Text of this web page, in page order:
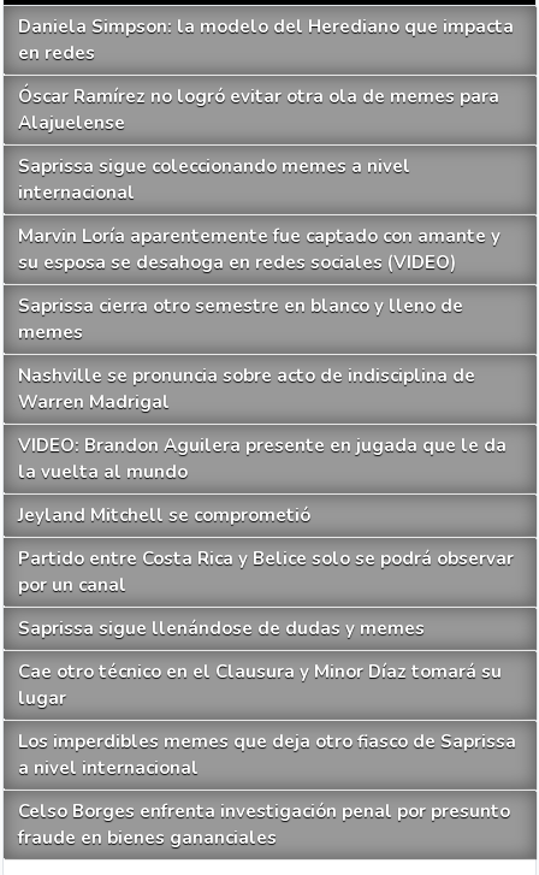
Daniela Simpson: la modelo del Herediano que impacta
en redes
Óscar Ramírez no logró evitar otra ola de memes para
Alajuelense
Saprissa sigue coleccionando memes a nivel
internacional
Marvin Loría aparentemente fue captado con amante y
su esposa se desahoga en redes sociales (VIDEO)
Saprissa cierra otro semestre en blanco y lleno de
memes
Nashville se pronuncia sobre acto de indisciplina de
Warren Madrigal
VIDEO: Brandon Aguilera presente en jugada que le da
la vuelta al mundo
Jeyland Mitchell se comprometió
Partido entre Costa Rica y Belice solo se podrá observar
por un canal
Saprissa sigue llenándose de dudas y memes
Cae otro técnico en el Clausura y Minor Díaz tomará su
lugar
Los imperdibles memes que deja otro fiasco de Saprissa
a nivel internacional
Celso Borges enfrenta investigación penal por presunto
fraude en bienes gananciales